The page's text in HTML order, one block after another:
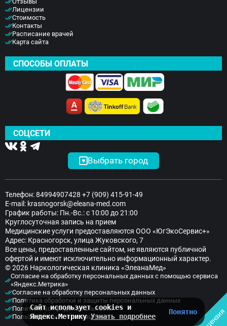
Сайт использует cookies и
Яндекс.МетрикуУзнать подробнее
Понятно
Лицензии
Стоимость
Контакты
Расписание врачей
Карта сайта
СПОСОБЫ ОПЛАТЫ
СОЦСЕТИ
Выбрать город
Телефон:84994907428 +7 (909) 415-91-49
E-mail: krasnogorsk@eleana-med.com
График работы: Пн.-Вс.: с 10:00 до 21:00
Круглосуточная запись на прием
Медицинские услуги предоставляются ООО «ЮгЭкоСервис+»
Адрес: Красногорск, улица Жуковского, 7
Все цены, предоставленные сайтом, не являются публичной
офертой и имеют исключительно информационный характер.
© 2026 Наркологическая клиника «ЭлеанаМед»
Согласие на обработку персональных данных с помощью сервиса
«Яндекс.Метрика»
Согласие на обработку персональных данных
Политика обработки и защиты персональных данных
Политика конфиденциальности
Пользовательское соглашение